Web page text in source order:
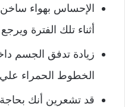
الإحساس بهواء
أثناء تلك الفترة
زيادة تدفق الجسم
الخطوط الحمراء
قد تشعرين أنك